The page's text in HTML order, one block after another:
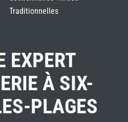
Traditionnelles
EXPERT
À SIX-
PLAGES